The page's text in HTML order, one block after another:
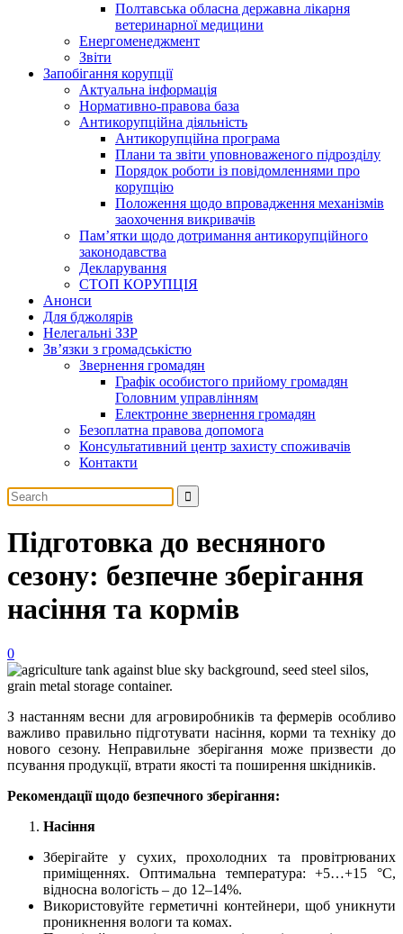
Полтавська обласна державна лікарня
ветеринарної медицини
Енергоменеджмент
Звіти
Запобігання корупції
Актуальна інформація
Нормативно-правова база
Антикорупційна діяльність
Антикорупційна програма
Плани та звіти уповноваженого підрозділу
Порядок роботи із повідомленнями про
корупцію
Положення щодо впровадження механізмів
заохочення викривачів
Пам’ятки щодо дотримання антикорупційного
законодавства
Декларування
СТОП КОРУПЦІЯ
Анонси
Для бджолярів
Нелегальні ЗЗР
Зв’язки з громадськістю
Звернення громадян
Графік особистого прийому громадян
Головним управлінням
Електронне звернення громадян
Безоплатна правова допомога
Консультативний центр захисту споживачів
Контакти
Підготовка до весняного
сезону: безпечне зберігання
насіння та кормів
0
З настанням весни для агровиробників та фермерів особливо
важливо правильно підготувати насіння, корми та техніку до
нового сезону. Неправильне зберігання може призвести до
псування продукції, втрати якості та поширення шкідників.
Рекомендації щодо безпечного зберігання:
Насіння
Зберігайте у сухих, прохолодних та провітрюваних
приміщеннях. Оптимальна температура: +5…+15 °C,
відносна вологість – до 12–14%.
Використовуйте герметичні контейнери, щоб уникнути
проникнення вологи та комах.